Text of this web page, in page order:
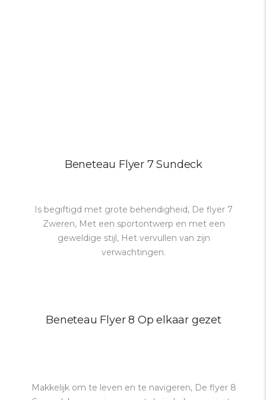
Beneteau Flyer 7 Sundeck
Is begiftigd met grote behendigheid, De flyer 7
Zweren, Met een sportontwerp en met een
geweldige stijl, Het vervullen van zijn
verwachtingen.
Beneteau Flyer 8 Op elkaar gezet
Makkelijk om te leven en te navigeren, De flyer 8